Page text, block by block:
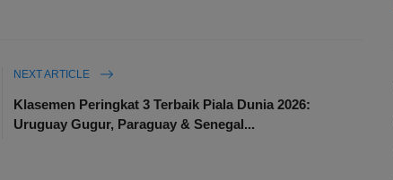
NEXT ARTICLE
Klasemen Peringkat 3 Terbaik Piala Dunia 2026:
Uruguay Gugur, Paraguay & Senegal...